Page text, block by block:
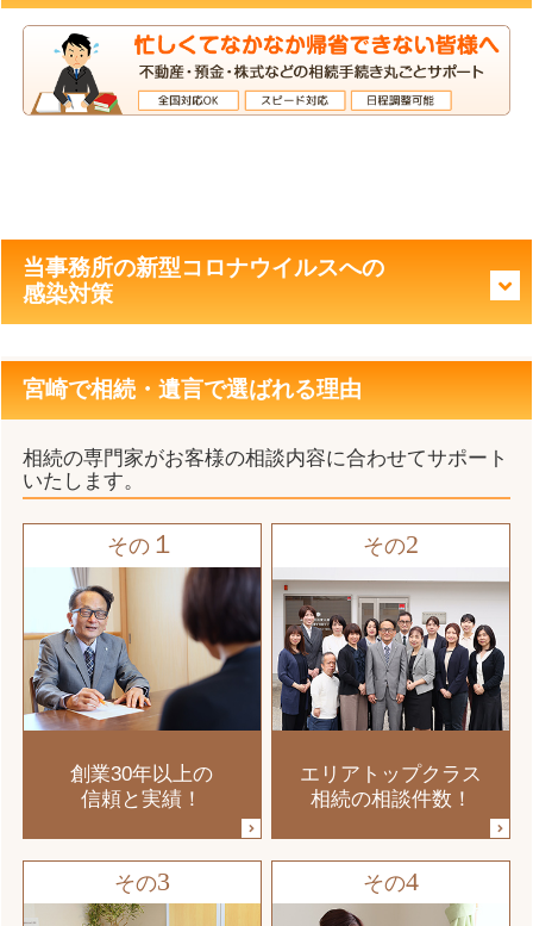
当事務所の新型コロナウイルスへの
感染対策
宮崎で相続・遺言で選ばれる理由
相続の専門家がお客様の相談内容に合わせてサポート
いたします。
その １
創業30年以上の
信頼と実績！
その2
エリアトップクラス
相続の相談件数！
その3 その4